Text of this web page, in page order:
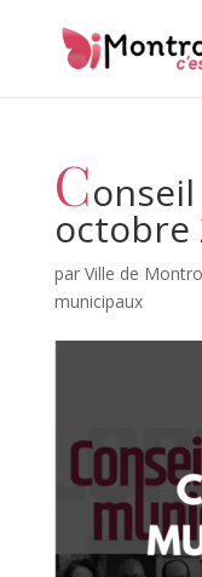
C
octobre
par Ville de
municipaux